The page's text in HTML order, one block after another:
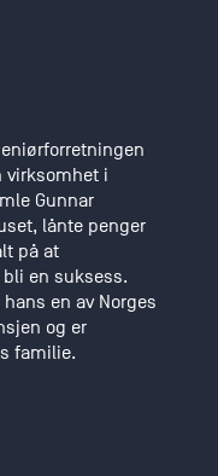
virksomhet i
Gunnar
lånte penger
på at
en suksess.
en av Norges
og er
familie.